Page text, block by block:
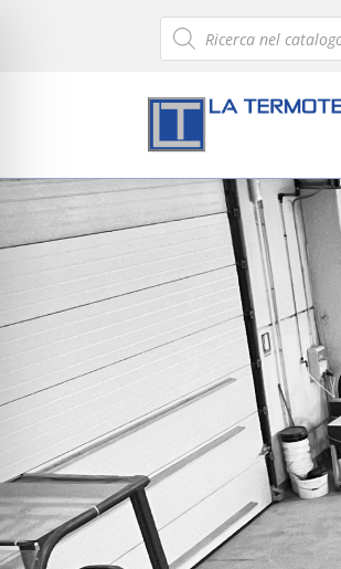
Products
search